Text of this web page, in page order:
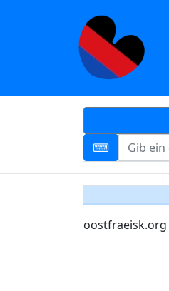
oostfraeisk.org